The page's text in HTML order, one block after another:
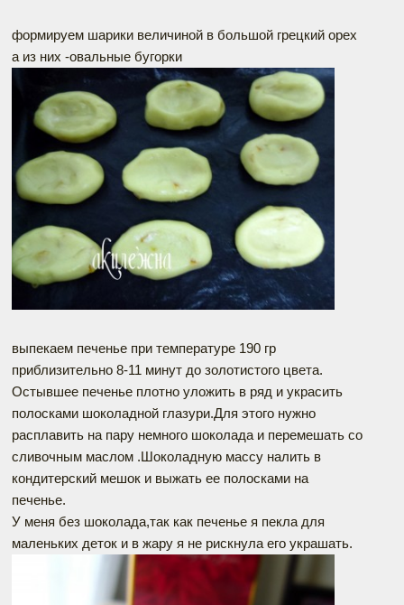
формируем шарики величиной в большой грецкий орех
а из них -овальные бугорки
выпекаем печенье при температуре 190 гр
приблизительно 8-11 минут до золотистого цвета.
Остывшее печенье плотно уложить в ряд и украсить
полосками шоколадной глазури.Для этого нужно
расплавить на пару немного шоколада и перемешать со
сливочным маслом .Шоколадную массу налить в
кондитерский мешок и выжать ее полосками на
печенье.
У меня без шоколада,так как печенье я пекла для
маленьких деток и в жару я не рискнула его украшать.